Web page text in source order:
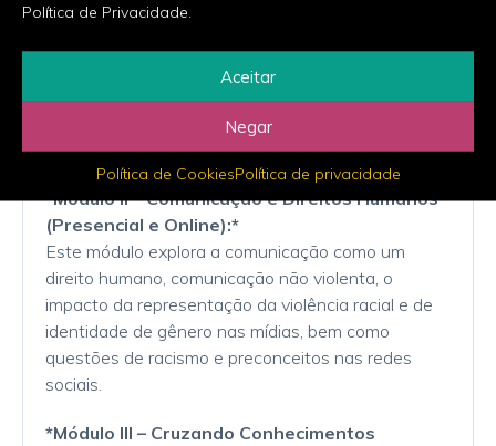
Política de Privacidade.
Aceitar
Negar
Política de CookiesPolítica de privacidade
*Módulo I – Educação Digital (Presencial):*
quatro oficinas que abordam temas como
tecnofobia, gênero, raça, fake news, redes sociais
como ferramenta de empoderamento, e acesso à
informação sobre direitos sociais.
*Módulo II – Comunicação e Direitos Humanos
(Presencial e Online):*
Este módulo explora a comunicação como um
direito humano, comunicação não violenta, o
impacto da representação da violência racial e de
identidade de gênero nas mídias, bem como
questões de racismo e preconceitos nas redes
sociais.
*Módulo III – Cruzando Conhecimentos